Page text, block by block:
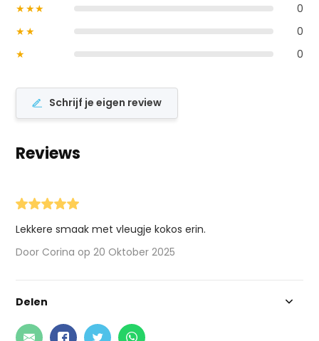
★★★
0
★★
0
★
0
Schrijf je eigen review
Reviews
Lekkere smaak met vleugje kokos erin.
Door Corina op 20 Oktober 2025
Delen